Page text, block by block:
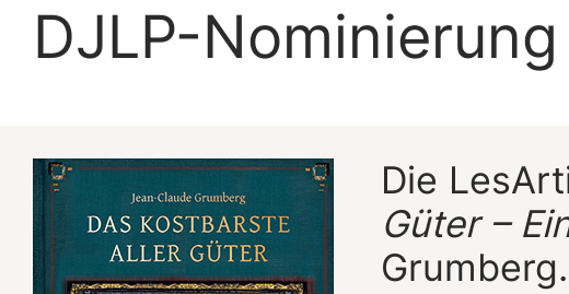
DJLP-Nominierung
Die
Güter –